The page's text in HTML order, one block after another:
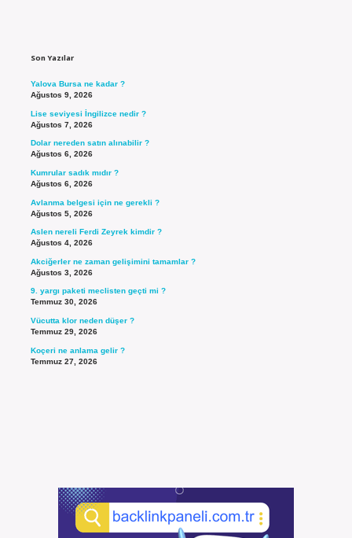
Son Yazılar
Yalova Bursa ne kadar ?
Ağustos 9, 2026
Lise seviyesi İngilizce nedir ?
Ağustos 7, 2026
Dolar nereden satın alınabilir ?
Ağustos 6, 2026
Kumrular sadık mıdır ?
Ağustos 6, 2026
Avlanma belgesi için ne gerekli ?
Ağustos 5, 2026
Aslen nereli Ferdi Zeyrek kimdir ?
Ağustos 4, 2026
Akciğerler ne zaman gelişimini tamamlar ?
Ağustos 3, 2026
9. yargı paketi meclisten geçti mi ?
Temmuz 30, 2026
Vücutta klor neden düşer ?
Temmuz 29, 2026
Koçeri ne anlama gelir ?
Temmuz 27, 2026